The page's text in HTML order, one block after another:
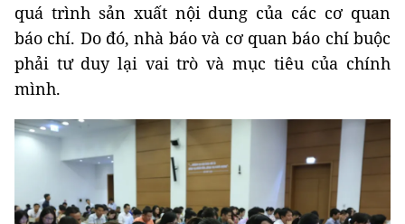
quá trình sản xuất nội dung của các cơ quan
báo chí. Do đó, nhà báo và cơ quan báo chí buộc
phải tư duy lại vai trò và mục tiêu của chính
mình.